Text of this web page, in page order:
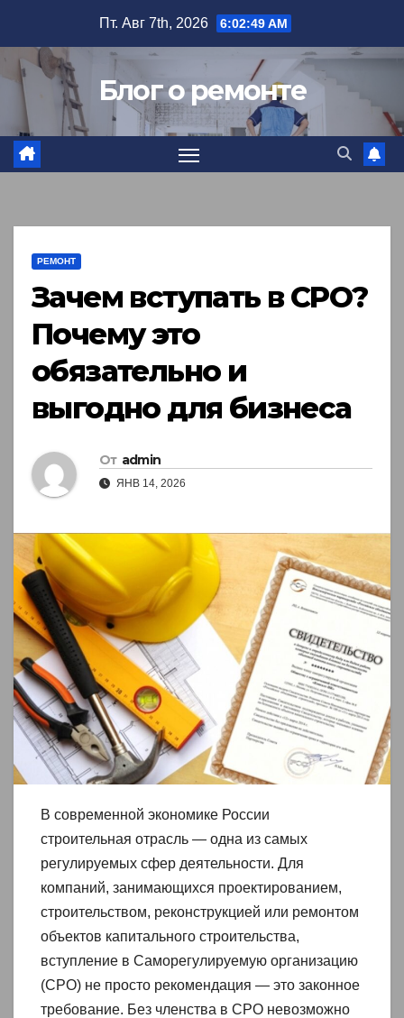
содержимому
Пт. Авг 7th, 2026 6:02:50 AM
Блог о ремонте
РЕМОНТ
Зачем вступать в СРО?
Почему это
обязательно и
выгодно для бизнеса
От admin
ЯНВ 14, 2026
В современной экономике России
строительная отрасль — одна из самых
регулируемых сфер деятельности. Для
компаний, занимающихся проектированием,
строительством, реконструкцией или ремонтом
объектов капитального строительства,
вступление в Саморегулируемую организацию
(СРО) не просто рекомендация — это законное
требование. Без членства в СРО невозможно